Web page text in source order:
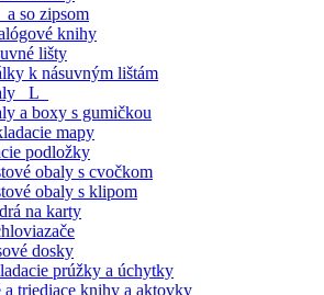
a so zipsom
knihy
lišty
k násuvným lištám
_L_
a boxy s gumičkou
mapy
podložky
obaly s cvočkom
obaly s klipom
na karty
dosky
prúžky a úchytky
a triediace knihy a aktovky